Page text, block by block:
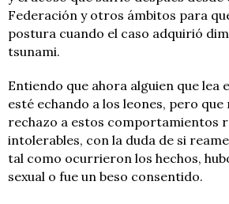
Federación y otros ámbitos para
postura cuando el caso adquirió
tsunami.
Entiendo que ahora alguien que lea
esté echando a los leones, pero
rechazo a estos comportamientos
intolerables, con la duda de si
tal como ocurrieron los hechos,
sexual o fue un beso consentido.